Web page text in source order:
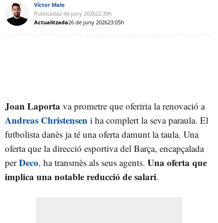
Víctor Malo
Publicada2 de juny 202622:39h
Actualitzada26 de juny 202623:05h
JoanLaporta va prometre que oferiria la renovació a
Andreas Christensen i ha complert la seva paraula. El
futbolista danès ja té una oferta damunt la taula. Una
oferta que la direcció esportiva del Barça, encapçalada
perDeco, ha transmès als seus agents. Una oferta que
implica una notable reducció de salari.